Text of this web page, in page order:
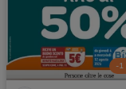
-1